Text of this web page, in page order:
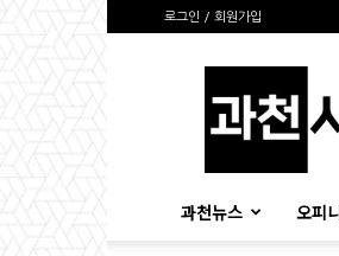
로그인 / 회원가입
과천뉴스 오피